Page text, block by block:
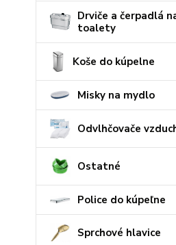
Drviče a čerpadlá
toalety
Koše do kúpelne
Misky na mydlo
Odvlhčovače
Ostatné
Police do kúpeľne
Sprchové hlavice